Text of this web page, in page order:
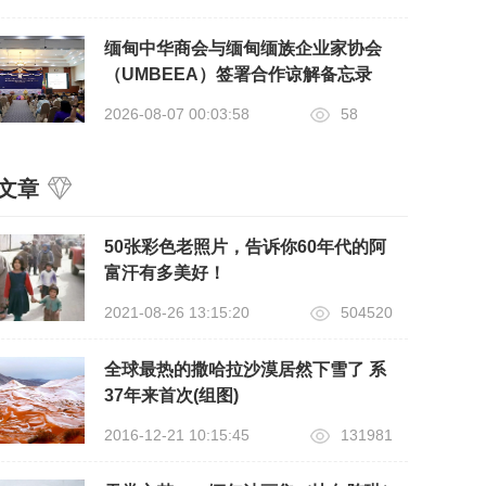
缅甸中华商会与缅甸缅族企业家协会
（UMBEEA）签署合作谅解备忘录
2026-08-07 00:03:58 58
章
50张彩色老照片，告诉你60年代的阿
富汗有多美好！
2021-08-26 13:15:20 504520
全球最热的撒哈拉沙漠居然下雪了 系
37年来首次(组图)
2016-12-21 10:15:45 131981